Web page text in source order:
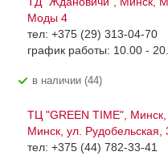
Моды 4
тел: +375 (29) 313-04-70
график работы: 10.00 -
В наличии (44)
ТЦ "GREEN TIME", Минск,
Минск, ул. Рудобельская,
тел: +375 (44) 782-33-41